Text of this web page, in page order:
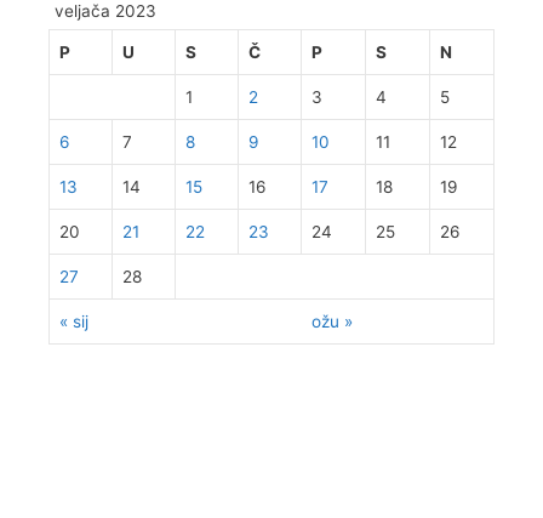
veljača 2023
P U S Č P S N
« sij ožu »
1 2 3 4 5
6 7 8 9 10 11 12
13 14 15 16 17 18 19
20 21 22 23 24 25 26
27 28